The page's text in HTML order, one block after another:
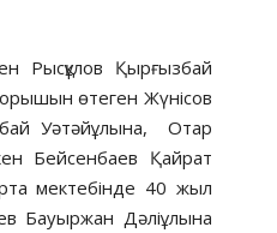
Рысқұлов Қырғызбай
өтеген Жүнісов
Уәтәйұлына, Отар
Бейсенбаев Қайрат
мектебінде 40 жыл
Бауыржан Дәліұлына